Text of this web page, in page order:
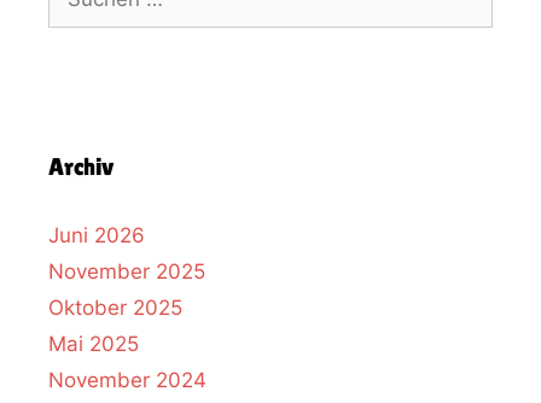
Archiv
Juni 2026
November 2025
Oktober 2025
Mai 2025
November 2024